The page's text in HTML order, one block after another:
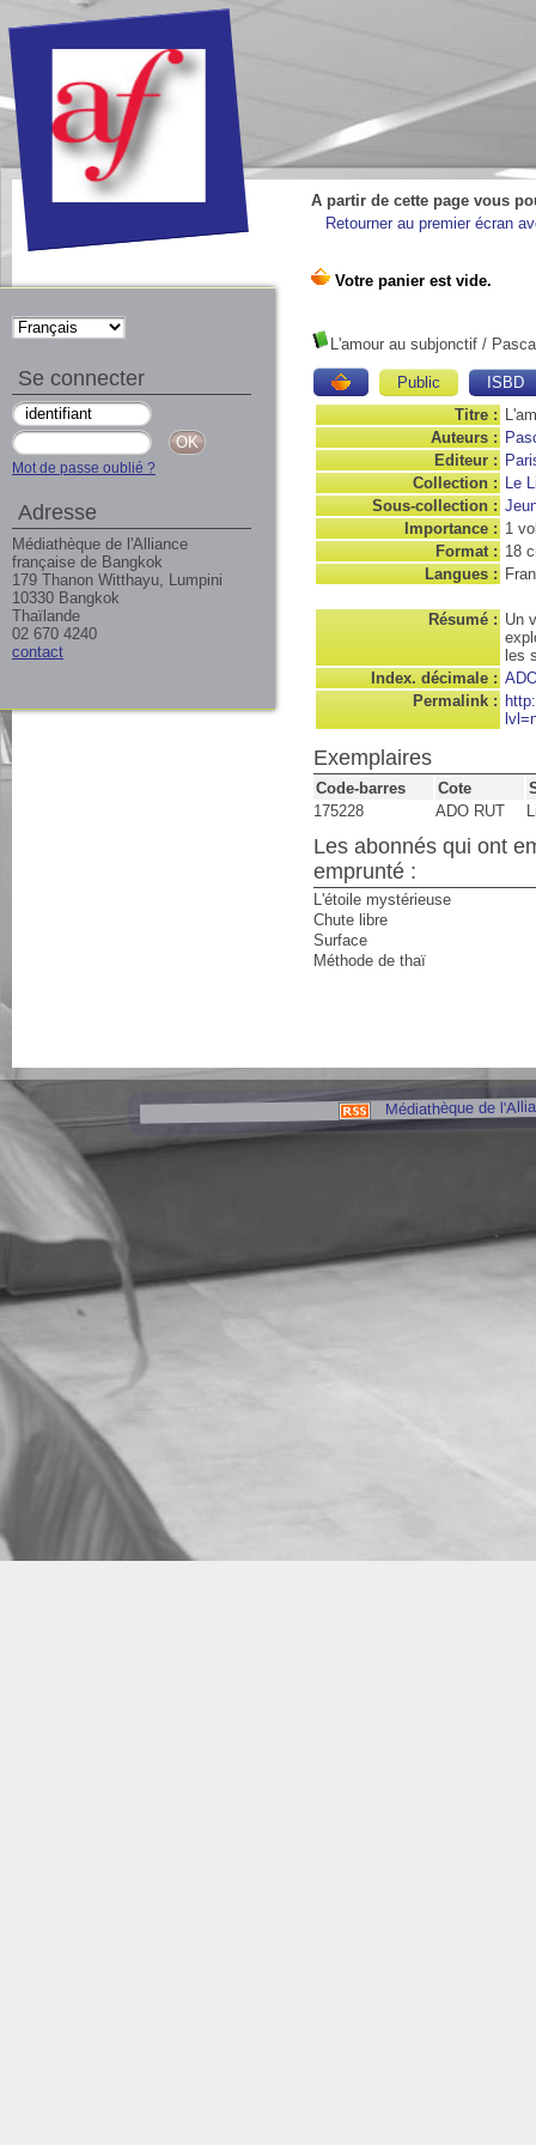
A partir de cette page vous
Retourner au premier écran
L'amour au subjonctif /
Public
ISBD
Titre :
Auteurs :
Editeur :
Collection : Le
Sous-collection :
Importance : 1
Format : 18
Langues :
Résumé : Un
les
Index. décimale :
Permalink :
Exemplaires
Code-barres Cote
175228
ADO RUT
Les abonnés qui ont
emprunté :
L'étoile mystérieuse
Chute libre
Surface
Méthode de thaï
Médiathèque de
Se connecter
Mot de passe oublié ?
Adresse
Médiathèque de l'Alliance
française de Bangkok
179 Thanon Witthayu, Lumpini
10330 Bangkok
Thaïlande
02 670 4240
contact